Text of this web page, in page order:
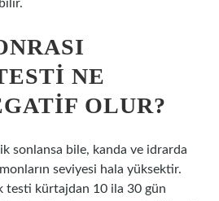
NE
OLUR?
sonlansa bile, kanda ve idrarda
seviyesi hala yüksektir.
testi kürtajdan 10 ila 30 gün